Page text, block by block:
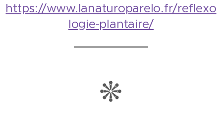
https://www.lanaturoparelo.fr/reflexo
logie-plantaire/